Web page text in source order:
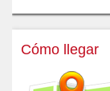
Cómo llegar